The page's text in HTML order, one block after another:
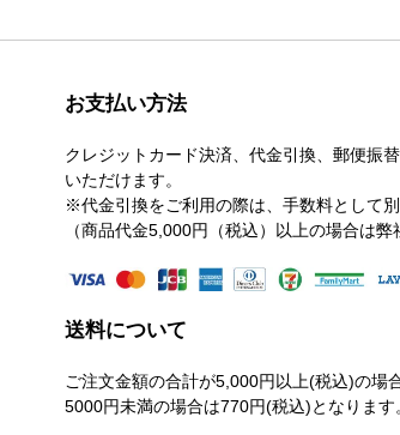
お支払い方法
クレジットカード決済、代金引換、郵便振
いただけます。
※代金引換をご利用の際は、手数料として
（商品代金5,000円（税込）以上の場合は弊
送料について
ご注文金額の合計が5,000円以上(税込)の場
5000円未満の場合は770円(税込)となります